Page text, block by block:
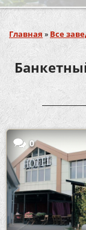
Вы здесь
Главная » Все
0